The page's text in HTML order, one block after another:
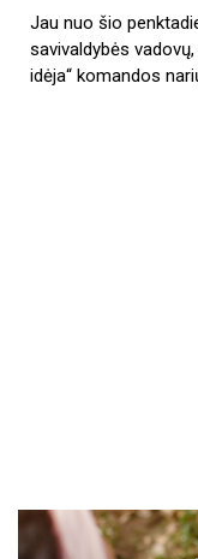
Jau nuo šio
savivaldybės
idėja“ komandos